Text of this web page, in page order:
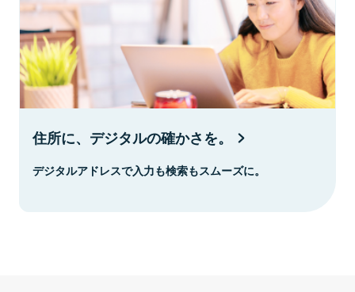
住所に、デジタルの確かさを。
デジタルアドレスで入力も検索もスムーズに。